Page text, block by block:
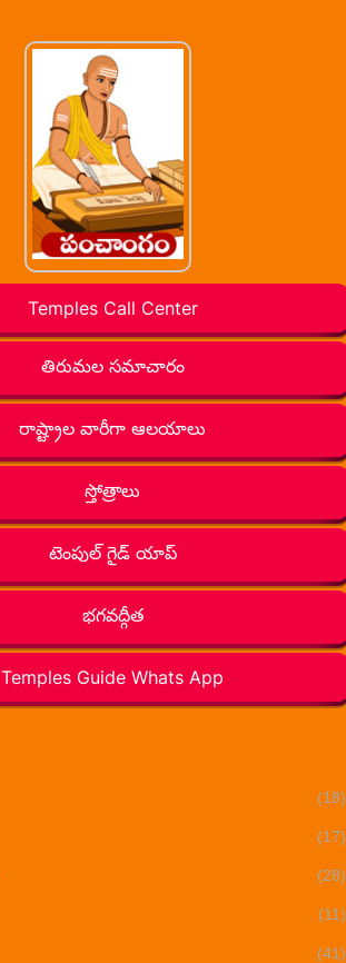
Temples Call Center
తిరుమల సమాచారం
రాష్ట్రాల వారీగా ఆలయాలు
స్తోత్రాలు
టెంపుల్ గైడ్ యాప్
భగవద్గీత
Temples Guide Whats App
(18)
(17)
(28)
(11)
(41)